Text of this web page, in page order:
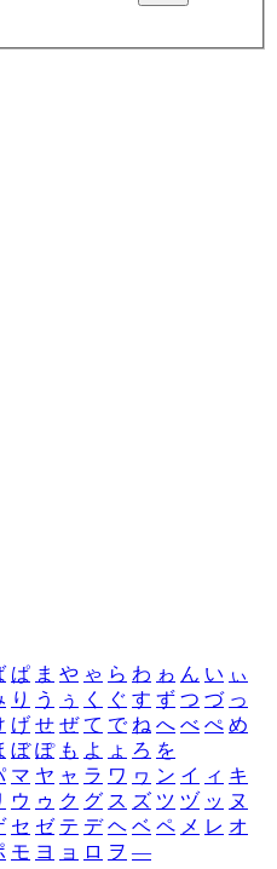
ぱ ま や ゃ ら わ ゎ ん い ぃ
り う ぅ く ぐ す ず つ づ っ
げ せ ぜ て で ね へ べ ぺ め
ぼ ぽ も よ ょ ろ を
マ ヤ ャ ラ ワ ヮ ン イ ィ キ
ウ ゥ ク グ ス ズ ツ ヅ ッ ヌ
セ ゼ テ デ ヘ ベ ペ メ レ オ
モ ヨ ョ ロ ヲ ―